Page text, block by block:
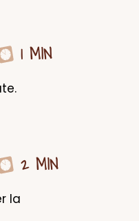
1 MIN
2 MIN
la